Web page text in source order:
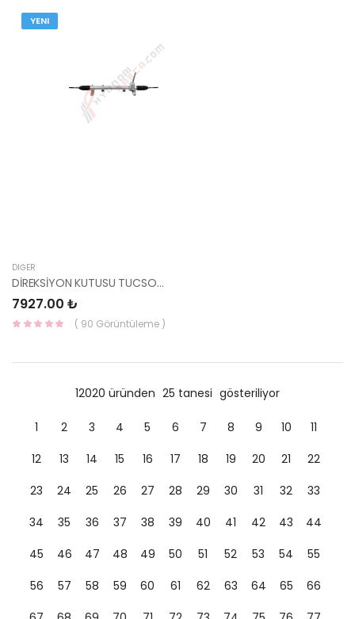
YENI
DIĞER
DİREKSİYON KUTUSU TUCSON / SPORTAGE 15- 4X2 56500-D7000-YS
7927.00 ₺
( 90 Görüntüleme )
12020 üründen 25 tanesi gösteriliyor
1 2 3 4 5 6 7 8 9 10
11
12
13 14 15 16 17 18 19 20 21
22
23
24 25 26 27 28 29 30 31 32
33
34
35 36 37 38 39 40 41 42 43
44
45
46 47 48 49 50 51 52 53 54
55
56
57 58 59 60 61 62 63 64 65
66